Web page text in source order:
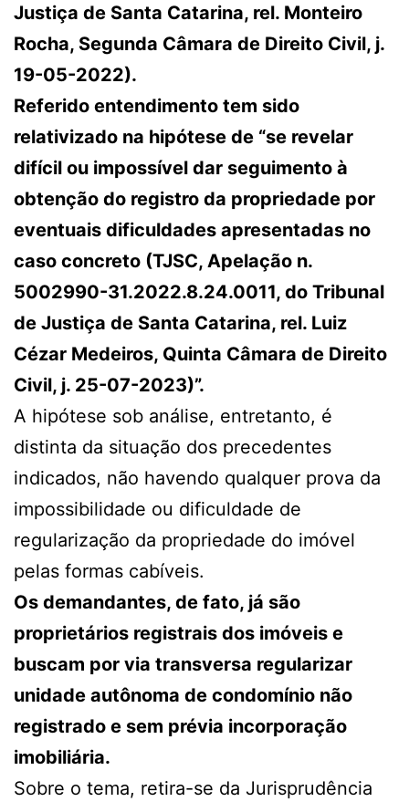
Justiça de Santa Catarina, rel. Monteiro
Rocha, Segunda Câmara de Direito Civil, j.
19-05-2022).
Referido entendimento tem sido
relativizado na hipótese de “se revelar
difícil ou impossível dar seguimento à
obtenção do registro da propriedade por
eventuais dificuldades apresentadas no
caso concreto (TJSC, Apelação n.
5002990-31.2022.8.24.0011, do Tribunal
de Justiça de Santa Catarina, rel. Luiz
Cézar Medeiros, Quinta Câmara de Direito
Civil, j. 25-07-2023)”.
A hipótese sob análise, entretanto, é
distinta da situação dos precedentes
indicados, não havendo qualquer prova da
impossibilidade ou dificuldade de
regularização da propriedade do imóvel
pelas formas cabíveis.
Os demandantes, de fato, já são
proprietários registrais dos imóveis e
buscam por via transversa regularizar
unidade autônoma de condomínio não
registrado e sem prévia incorporação
imobiliária.
Sobre o tema, retira-se da Jurisprudência